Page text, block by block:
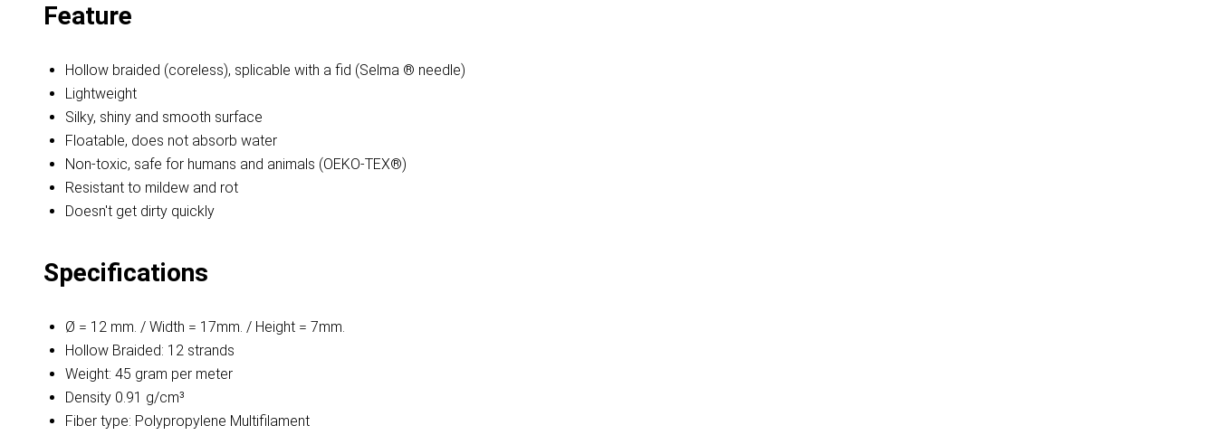
Feature
Hollow braided (coreless), splicable with a fid (Selma ® needle)
Lightweight
Silky, shiny and smooth surface
Floatable, does not absorb water
Non-toxic, safe for humans and animals (OEKO-TEX®)
Resistant to mildew and rot
Doesn't get dirty quickly
Specifications
Ø = 12 mm. / Width = 17mm. / Height = 7mm.
Hollow Braided: 12 strands
Weight: 45 gram per meter
Density 0.91 g/cm³
Fiber type: Polypropylene Multifilament